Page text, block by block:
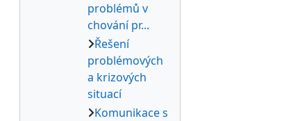
problémů v
chování pr...
Řešení
problémových
a krizových
situací
Komunikace s